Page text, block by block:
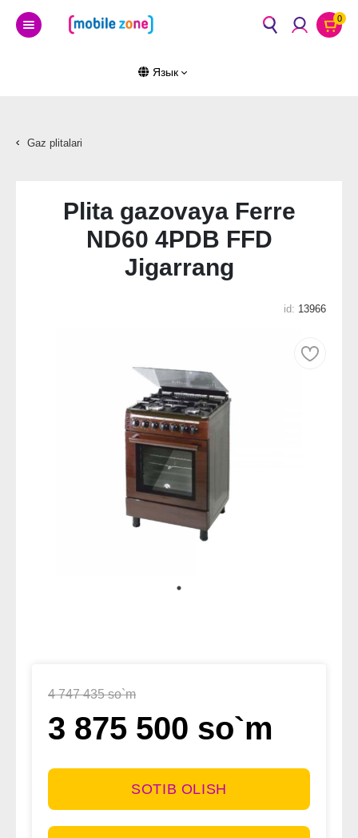
0
Язык
Gaz plitalari
Plita gazovaya Ferre
ND60 4PDB FFD
Jigarrang
id: 13966
4 747 435 so`m
3 875 500 so`m
SOTIB OLISH